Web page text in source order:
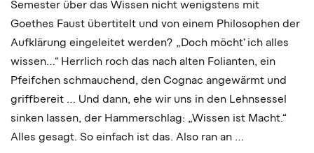
Semester über das Wissen nicht wenigstens mit
Goethes Faust übertitelt und von einem Philosophen der
Aufklärung eingeleitet werden? „Doch möcht’ ich alles
wissen…“ Herrlich roch das nach alten Folianten, ein
Pfeifchen schmauchend, den Cognac angewärmt und
griffbereit … Und dann, ehe wir uns in den Lehnsessel
sinken lassen, der Hammerschlag: „Wissen ist Macht.“
Alles gesagt. So einfach ist das. Also ran an …